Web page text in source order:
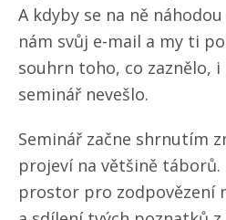
A kdyby se na ně
nám svůj e-mail a my ti
souhrn toho, co zaznělo, i
seminář nevešlo.
Seminář začne shrnutím
projeví na většině táborů.
prostor pro zodpovězení